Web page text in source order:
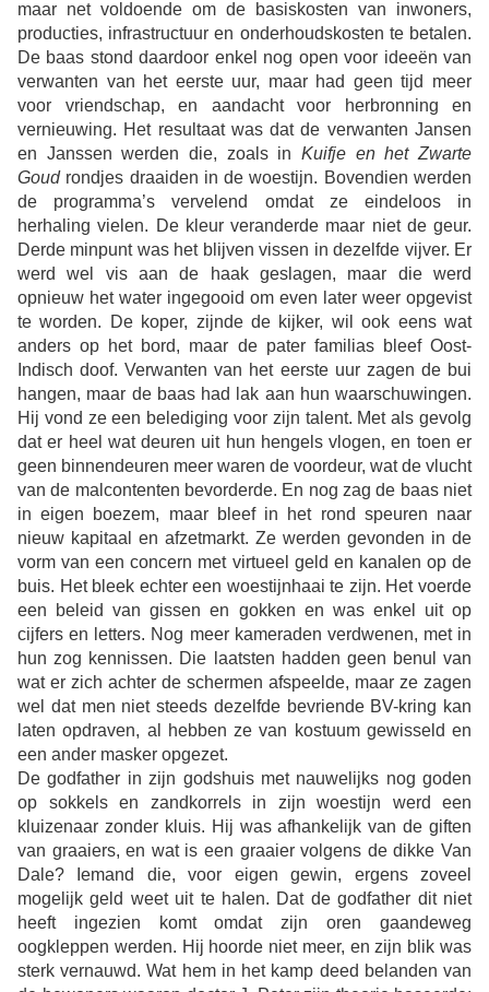
maar net voldoende om de basiskosten van inwoners,
producties, infrastructuur en onderhoudskosten te betalen.
De baas stond daardoor enkel nog open voor ideeën van
verwanten van het eerste uur, maar had geen tijd meer
voor vriendschap, en aandacht voor herbronning en
vernieuwing. Het resultaat was dat de verwanten Jansen
en Janssen werden die, zoals in Kuifje en het Zwarte
Goudrondjes draaiden in de woestijn. Bovendien werden
de programma’s vervelend omdat ze eindeloos in
herhaling vielen. De kleur veranderde maar niet de geur.
Derde minpunt was het blijven vissen in dezelfde vijver. Er
werd wel vis aan de haak geslagen, maar die werd
opnieuw het water ingegooid om even later weer opgevist
te worden. De koper, zijnde de kijker, wil ook eens wat
anders op het bord, maar de pater familias bleef Oost-
Indisch doof. Verwanten van het eerste uur zagen de bui
hangen, maar de baas had lak aan hun waarschuwingen.
Hij vond ze een belediging voor zijn talent. Met als gevolg
dat er heel wat deuren uit hun hengels vlogen, en toen er
geen binnendeuren meer waren de voordeur, wat de vlucht
van de malcontenten bevorderde. En nog zag de baas niet
in eigen boezem, maar bleef in het rond speuren naar
nieuw kapitaal en afzetmarkt. Ze werden gevonden in de
vorm van een concern met virtueel geld en kanalen op de
buis. Het bleek echter een woestijnhaai te zijn. Het voerde
een beleid van gissen en gokken en was enkel uit op
cijfers en letters. Nog meer kameraden verdwenen, met in
hun zog kennissen. Die laatsten hadden geen benul van
wat er zich achter de schermen afspeelde, maar ze zagen
wel dat men niet steeds dezelfde bevriende BV-kring kan
laten opdraven, al hebben ze van kostuum gewisseld en
een ander masker opgezet.
De godfather in zijn godshuis met nauwelijks nog goden
op sokkels en zandkorrels in zijn woestijn werd een
kluizenaar zonder kluis. Hij was afhankelijk van de giften
van graaiers, en wat is een graaier volgens de dikke Van
Dale? Iemand die, voor eigen gewin, ergens zoveel
mogelijk geld weet uit te halen. Dat de godfather dit niet
heeft ingezien komt omdat zijn oren gaandeweg
oogkleppen werden. Hij hoorde niet meer, en zijn blik was
sterk vernauwd. Wat hem in het kamp deed belanden van